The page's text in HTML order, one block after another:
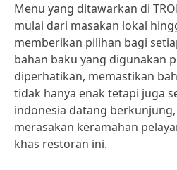
Menu yang ditawarkan di
mulai dari masakan lokal
memberikan pilihan bagi
bahan baku yang digunakan
diperhatikan, memastikan
tidak hanya enak tetapi juga
indonesia datang
merasakan keramahan
khas restoran ini.